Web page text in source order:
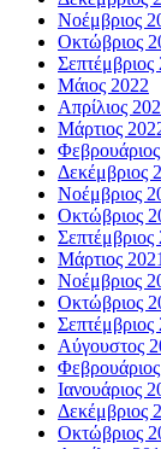
Νοέμβριος
Οκτώβριος
Σεπτέμβριος
Μάιος 2022
Απρίλιος
Μάρτιος
Δεκέμβριος
Νοέμβριος
Οκτώβριος
Σεπτέμβριος
Μάρτιος 2021
Νοέμβριος
Οκτώβριος
Σεπτέμβριος
Αύγουστος
Ιανουάριος
Δεκέμβριος
Οκτώβριος